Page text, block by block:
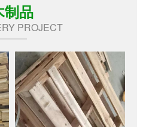
制品
PROJECT